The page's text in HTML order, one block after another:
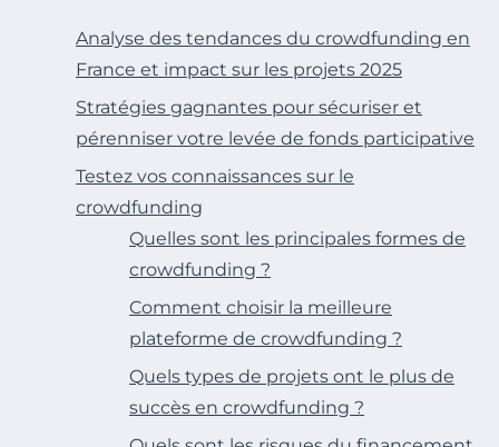
Analyse des tendances du crowdfunding en
France et impact sur les projets 2025
Stratégies gagnantes pour sécuriser et
pérenniser votre levée de fonds participative
Testez vos connaissances sur le
crowdfunding
Quelles sont les principales formes de
crowdfunding ?
Comment choisir la meilleure
plateforme de crowdfunding ?
Quels types de projets ont le plus de
succès en crowdfunding ?